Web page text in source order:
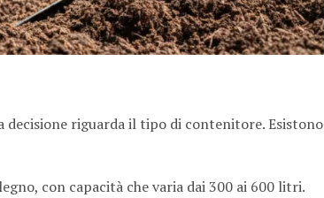
decisione riguarda il tipo di contenitore. Esistono
con capacità che varia dai 300 ai 600 litri.